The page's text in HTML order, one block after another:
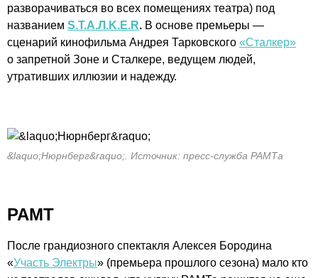
разворачиваться во всех помещениях театра) под
названием S.T.A.Л.K.E.R. В основе премьеры —
сценарий кинофильма Андрея Тарковского «Сталкер»
о запретной Зоне и Сталкере, ведущем людей,
утративших иллюзии и надежду.
&laquo;Нюрнберг&raquo;. Источник: пресс-служба РАМТа
РАМТ
После грандиозного спектакля Алексея Бородина
«Участь Электры» (премьера прошлого сезона) мало кто